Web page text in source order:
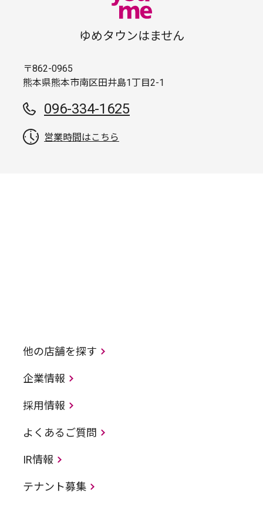
ゆめタウンはません
〒862-0965
熊本県熊本市南区田井島1丁目2-1
096-334-1625
営業時間はこちら
他の店舗を探す
企業情報
採用情報
よくあるご質問
IR情報
テナント募集